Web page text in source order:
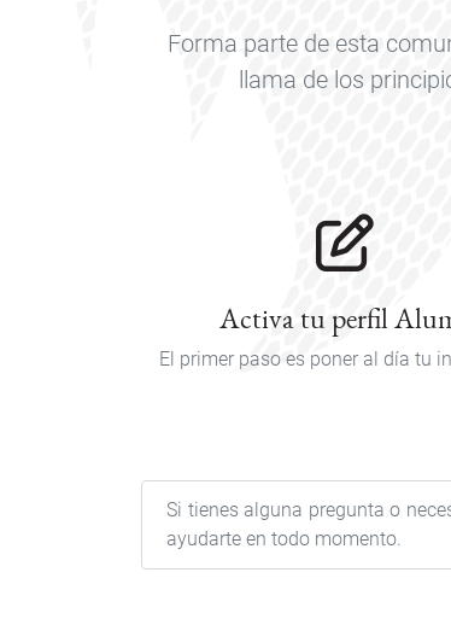
Forma parte de esta
llama de los
Activa tu perfil
El primer paso es poner al día tu
Si tienes alguna pregunta o
ayudarte en todo momento.